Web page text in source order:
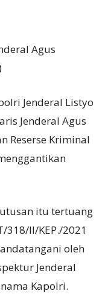
Agus
Jenderal Listyo
Jenderal Agus
Reserse Kriminal
itu tertuang
II/KEP./2021
oleh
Jenderal
Kapolri.